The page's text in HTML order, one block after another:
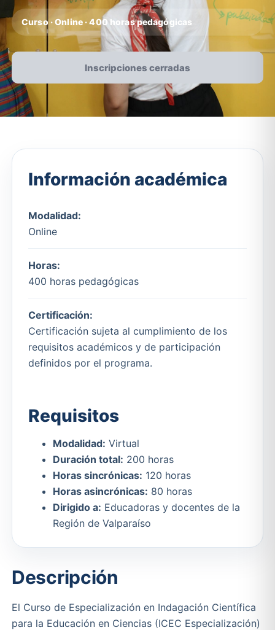
Curso · Online · 400 horas pedagógicas
Inscripciones cerradas
Descripción
El Curso de Especialización en Indagación Científica
para la Educación en Ciencias (ICEC Especialización)
Información académica
Modalidad:
Online
Horas:
400 horas pedagógicas
Certificación:
Certificación sujeta al cumplimiento de los
requisitos académicos y de participación
definidos por el programa.
Requisitos
Modalidad: Virtual
Duración total: 200 horas
Horas sincrónicas: 120 horas
Horas asincrónicas: 80 horas
Dirigido a: Educadoras y docentes de la
Región de Valparaíso